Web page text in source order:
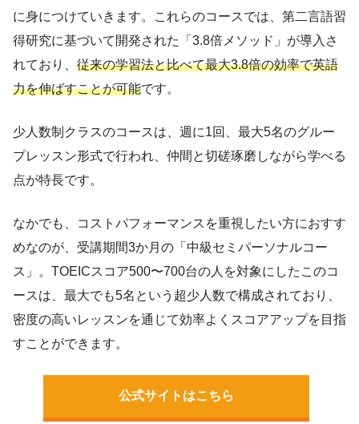
に身につけていきます。これらのコースでは、第二言語習
得研究に基づいて開発された「3.8倍メソッド」が導入さ
れており、 従来の学習法と比べて最大3.8倍の効率で英語
力を伸ばすことが可能です。
少人数制クラスのコースは、週に1回、最大5名のグルー
プレッスン形式で行われ、仲間と切磋琢磨しながら学べる
点が特長です。
なかでも、コストパフォーマンスを重視したい方におすす
めなのが、受講期間3か月の「中級セミパーソナルコー
ス」。TOEICスコア500〜700台の人を対象にしたこのコ
ースは、最大でも5名という超少人数で構成されており、
密度の高いレッスンを通じて効率よくスコアアップを目指
すことができます。
公式サイトはこちら